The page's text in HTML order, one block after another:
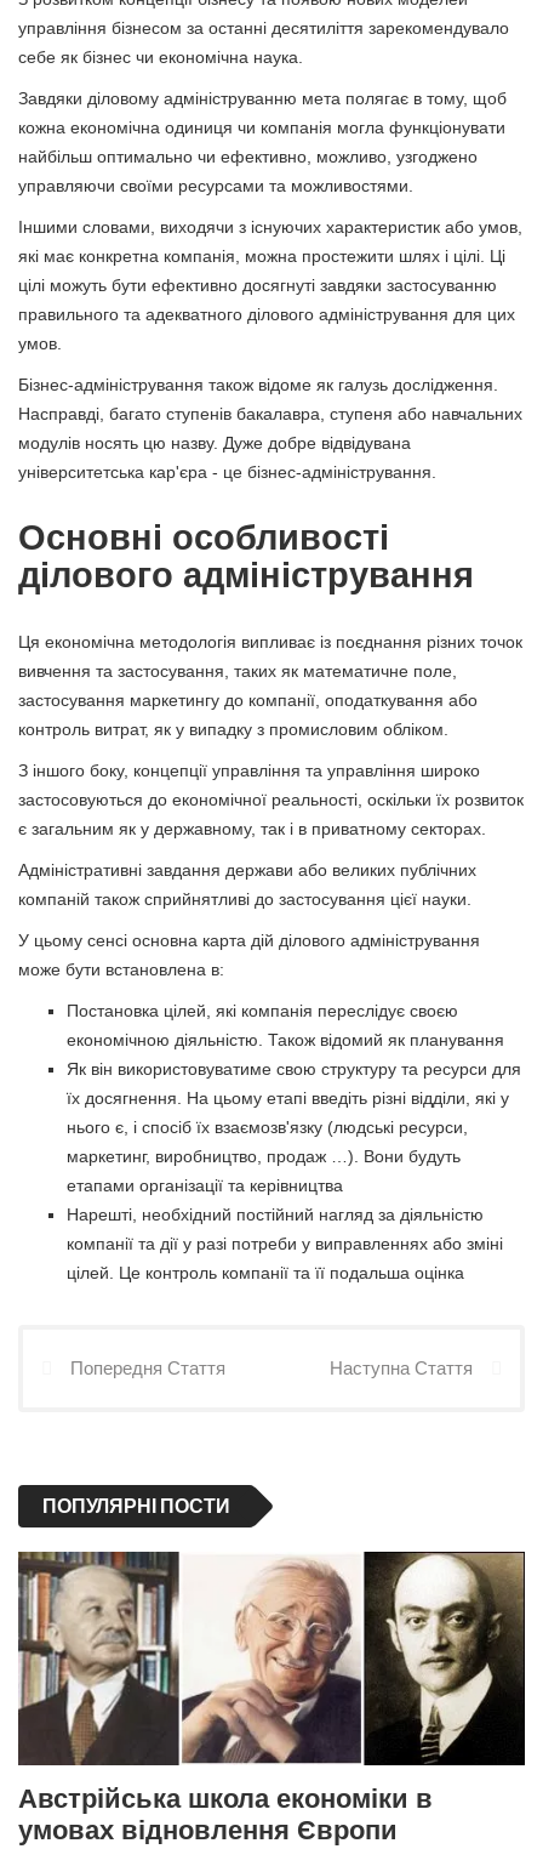
управління бізнесом за останні десятиліття зарекомендувало
себе як бізнес чи економічна наука.
Завдяки діловому адмініструванню мета полягає в тому, щоб
кожна економічна одиниця чи компанія могла функціонувати
найбільш оптимально чи ефективно, можливо, узгоджено
управляючи своїми ресурсами та можливостями.
Іншими словами, виходячи з існуючих характеристик або умов,
які має конкретна компанія, можна простежити шлях і цілі. Ці
цілі можуть бути ефективно досягнуті завдяки застосуванню
правильного та адекватного ділового адміністрування для цих
умов.
Бізнес-адміністрування також відоме як галузь дослідження.
Насправді, багато ступенів бакалавра, ступеня або навчальних
модулів носять цю назву. Дуже добре відвідувана
університетська кар'єра - це бізнес-адміністрування.
Основні особливості
ділового адміністрування
Ця економічна методологія випливає із поєднання різних точок
вивчення та застосування, таких як математичне поле,
застосування маркетингу до компанії, оподаткування або
контроль витрат, як у випадку з промисловим обліком.
З іншого боку, концепції управління та управління широко
застосовуються до економічної реальності, оскільки їх розвиток
є загальним як у державному, так і в приватному секторах.
Адміністративні завдання держави або великих публічних
компаній також сприйнятливі до застосування цієї науки.
У цьому сенсі основна карта дій ділового адміністрування
може бути встановлена ​​в:
Постановка цілей, які компанія переслідує своєю
економічною діяльністю. Також відомий як планування
Як він використовуватиме свою структуру та ресурси для
їх досягнення. На цьому етапі введіть різні відділи, які у
нього є, і спосіб їх взаємозв'язку (людські ресурси,
маркетинг, виробництво, продаж …). Вони будуть
етапами організації та керівництва
Нарешті, необхідний постійний нагляд за діяльністю
компанії та дії у разі потреби у виправленнях або зміні
цілей. Це контроль компанії та її подальша оцінка
Попередня Стаття Наступна Стаття
ПОПУЛЯРНІ ПОСТИ
Австрійська школа економіки в
умовах відновлення Європи